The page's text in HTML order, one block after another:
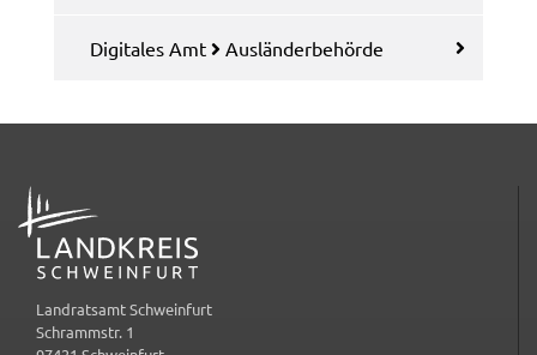
Digi­ta­les Amt Auslän­der­be­hör­de
ADRESSE
Landratsamt Schweinfurt
Schrammstr. 1
Zweck:
Kurzzeitiges Cookie, um vorübergehende Daten des
Besuchs zu speichern.
Cookie Laufzeit:
Session